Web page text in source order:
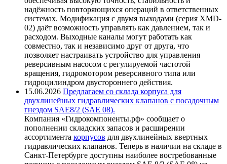
надёжность повторяющихся операций в ответственных
системах. Модификация с двумя выходами (серия XMD-
02) даёт возможность управлять как давлением, так и
расходом. Выходные каналы могут работать как
совместно, так и независимо друг от друга, что
позволяет настраивать устройство для управления
реверсивным насосом с регулируемой частотой
вращения, гидромотором реверсивного типа или
гидроцилиндром двустороннего действия.
15.06.2026 Предлагаем со склада корпуса для
двухлинейных гидравлических клапанов с посадочным
гнездом SAE8/2 (SAE 08).
Компания «Гидрокомпоненты.рф» сообщает о
пополнении складских запасов и расширении
ассортимента корпусов для двухлинейных ввертных
гидравлических клапанов. Теперь в наличии на складе в
Санкт-Петербурге доступны наиболее востребованные